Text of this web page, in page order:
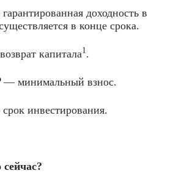
гарантированная доходность в
в конце срока.
капитала1.
— минимальный взнос.
инвестирования.